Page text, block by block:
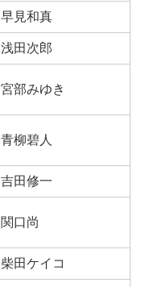
早見和真
浅田次郎
宮部みゆき
青柳碧人
吉田修一
関口尚
柴田ケイコ